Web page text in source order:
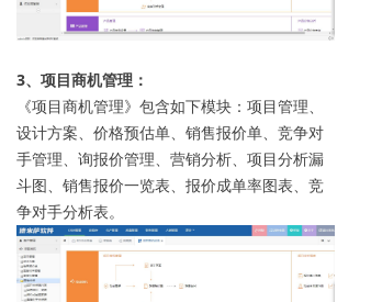
3、项目商机管理：
《项目商机管理》包含如下模块：项目管理、
设计方案、价格预估单、销售报价单、竞争对
手管理、询报价管理、营销分析、项目分析漏
斗图、销售报价一览表、报价成单率图表、竞
争对手分析表。